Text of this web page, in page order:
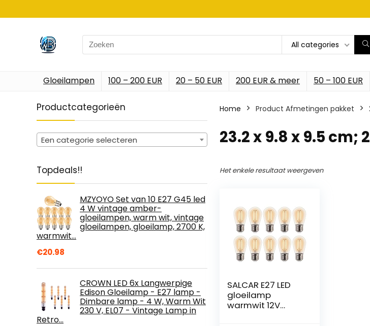
Search
for:
All categories
Gloeilampen 100 – 200 EUR 20 – 50 EUR 200 EUR & meer 50 – 100 EUR
Productcategorieën
Een categorie selecteren
Topdeals!!
MZYOYO Set van 10 E27 G45 led
4 W vintage amber-
gloeilampen, warm wit, vintage
gloeilampen, gloeilamp, 2700 K,
warmwit…
€20.98
CROWN LED 6x Langwerpige
Edison Gloeilamp - E27 lamp -
Dimbare lamp - 4 W, Warm Wit
230 V, EL07 - Vintage Lamp in
Retro…
Home Product Afmetingen pakket
‎23.2 x 9.8 x 9.5 cm;
Het enkele resultaat weergeven
SALCAR E27 LED
gloeilamp
warmwit 12V